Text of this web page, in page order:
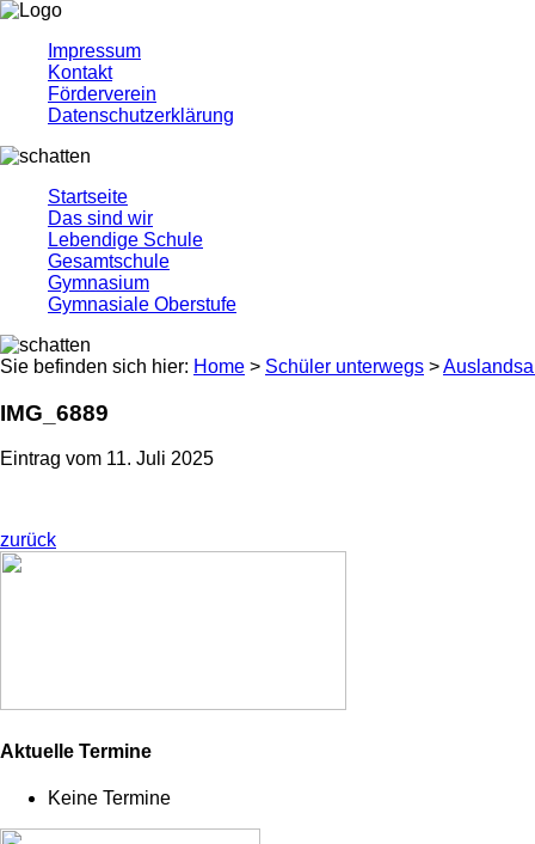
Impressum
Kontakt
Förderverein
Datenschutzerklärung
Startseite
Das sind wir
Lebendige Schule
Gesamtschule
Gymnasium
Gymnasiale Oberstufe
Sie befinden sich hier: Home > Schüler unterwegs >
IMG_6889
Eintrag vom 11. Juli 2025
zurück
Aktuelle Termine
Keine Termine